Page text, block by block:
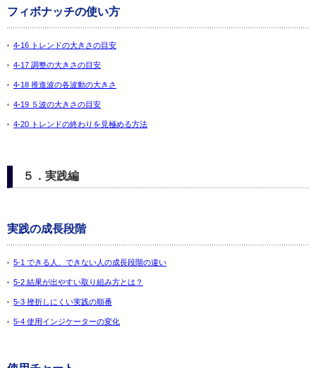
フィボナッチの使い方
4-16 トレンドの大きさの目安
4-17 調整の大きさの目安
4-18 推進波の各波動の大きさ
4-19 ５波の大きさの目安
4-20 トレンドの終わりを見極める方法
５．実践編
実践の成長段階
5-1 できる人、できない人の成長段階の違い
5-2 結果が出やすい取り組み方とは？
5-3 挫折しにくい実践の順番
5-4 使用インジケーターの変化